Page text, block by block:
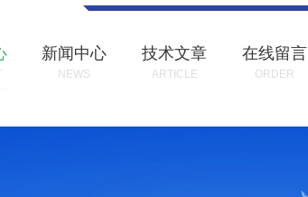
新闻中心
NEWS
技术文章
ARTICLE
在线留言
ORDER